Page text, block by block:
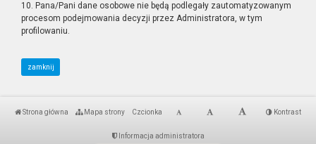
10. Pana/Pani dane osobowe nie będą podlegały zautomatyzowanym
procesom podejmowania decyzji przez Administratora, w tym
profilowaniu.
zamknij
Strona główna Mapa strony Czcionka Kontrast
Informacja administratora